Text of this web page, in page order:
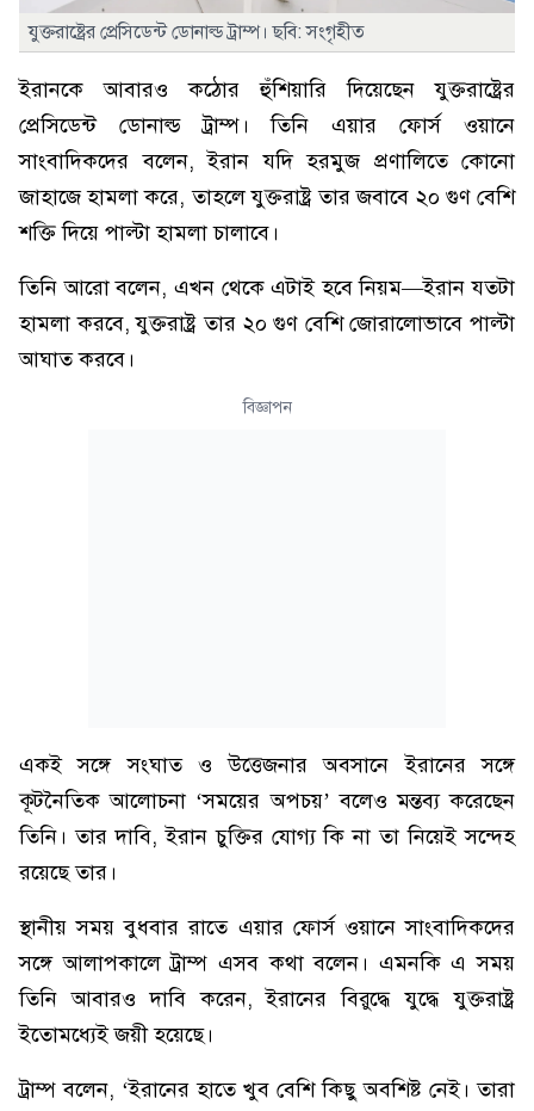
যুক্তরাষ্ট্রের প্রেসিডেন্ট ডোনাল্ড ট্রাম্প। ছবি: সংগৃহীত
ইরানকে আবারও কঠোর হুঁশিয়ারি দিয়েছেন যুক্তরাষ্ট্রের
প্রেসিডেন্ট ডোনাল্ড ট্রাম্প। তিনি এয়ার ফোর্স ওয়ানে
সাংবাদিকদের বলেন, ইরান যদি হরমুজ প্রণালিতে কোনো
জাহাজে হামলা করে, তাহলে যুক্তরাষ্ট্র তার জবাবে ২০ গুণ বেশি
শক্তি দিয়ে পাল্টা হামলা চালাবে।
তিনি আরো বলেন, এখন থেকে এটাই হবে নিয়ম—ইরান যতটা
হামলা করবে, যুক্তরাষ্ট্র তার ২০ গুণ বেশি জোরালোভাবে পাল্টা
আঘাত করবে।
বিজ্ঞাপন
একই সঙ্গে সংঘাত ও উত্তেজনার অবসানে ইরানের সঙ্গে
কূটনৈতিক আলোচনা ‘সময়ের অপচয়’ বলেও মন্তব্য করেছেন
তিনি। তার দাবি, ইরান চুক্তির যোগ্য কি না তা নিয়েই সন্দেহ
রয়েছে তার।
স্থানীয় সময় বুধবার রাতে এয়ার ফোর্স ওয়ানে সাংবাদিকদের
সঙ্গে আলাপকালে ট্রাম্প এসব কথা বলেন। এমনকি এ সময়
তিনি আবারও দাবি করেন, ইরানের বিরুদ্ধে যুদ্ধে যুক্তরাষ্ট্র
ইতোমধ্যেই জয়ী হয়েছে।
ট্রাম্প বলেন, ‘ইরানের হাতে খুব বেশি কিছু অবশিষ্ট নেই। তারা